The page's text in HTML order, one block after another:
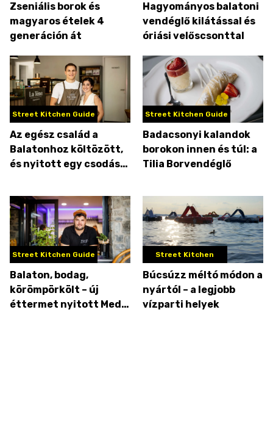
Zseniális borok és
magyaros ételek 4
generáción át
Hagyományos balatoni
vendéglő kilátással és
óriási velőscsonttal
Street Kitchen Guide
Az egész család a
Balatonhoz költözött,
és nyitott egy csodás
Street Kitchen Guide
Badacsonyi kalandok
borokon innen és túl: a
Tilia Borvendéglő
Street Kitchen Guide
Balaton, bodag,
körömpörkölt – új
éttermet nyitott Mede
Street Kitchen
Búcsúzz méltó módon a
nyártól – a legjobb
vízparti helyek